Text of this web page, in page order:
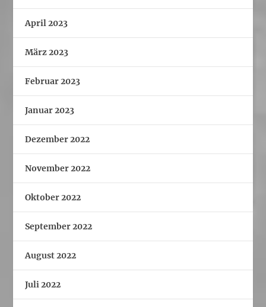
April 2023
März 2023
Februar 2023
Januar 2023
Dezember 2022
November 2022
Oktober 2022
September 2022
August 2022
Juli 2022